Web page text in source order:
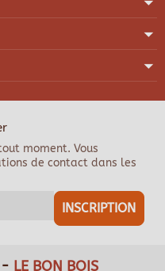
moment. Vous
de contact dans les
- LE BON BOIS